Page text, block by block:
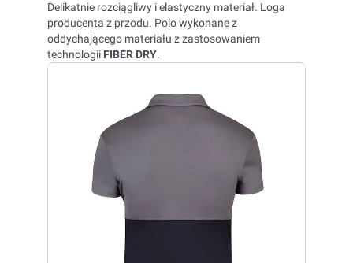
Delikatnie rozciągliwy i elastyczny materiał. Loga
producenta z przodu. Polo wykonane z
oddychającego materiału z zastosowaniem
technologii FIBER DRY.